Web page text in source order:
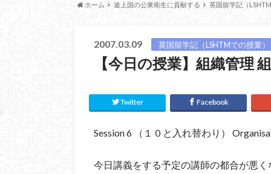
ホーム 途上国の公衆衛生に貢献する 英国留学記（
2007.03.09 英国留学記（LSHTMでの授業）
【今日の授業】組織管理
Twitter Facebook
Session 6 （１０と入れ替わり）
今日講義をする予定の講師の都合が悪